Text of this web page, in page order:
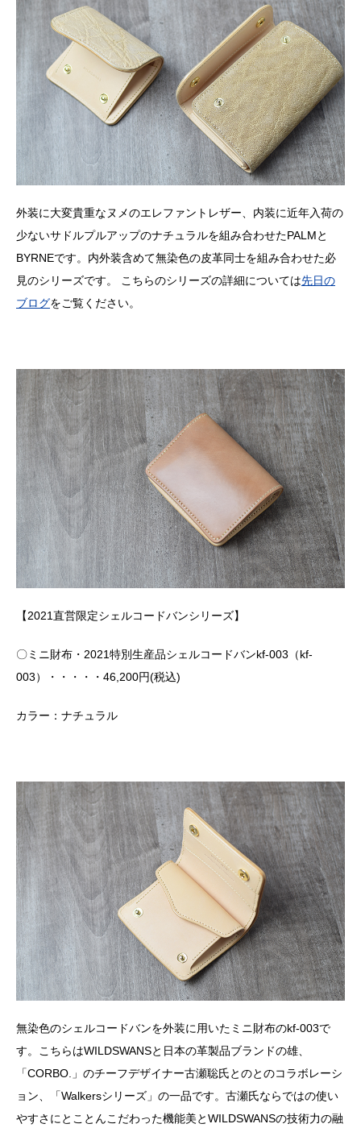
外装に大変貴重なヌメのエレファントレザー、内装に近年入荷の
少ないサドルプルアップのナチュラルを組み合わせたPALMと
BYRNEです。内外装含めて無染色の皮革同士を組み合わせた必
見のシリーズです。 こちらのシリーズの詳細については先日の
ブログをご覧ください。
【2021直営限定シェルコードバンシリーズ】
〇ミニ財布・2021特別生産品シェルコードバンkf-003（kf-
003）・・・・・46,200円(税込)
カラー：ナチュラル
無染色のシェルコードバンを外装に用いたミニ財布のkf-003で
す。こちらはWILDSWANSと日本の革製品ブランドの雄、
「CORBO.」のチーフデザイナー古瀬聡氏とのとのコラボレーシ
ョン、「Walkersシリーズ」の一品です。古瀬氏ならではの使い
やすさにとことんこだわった機能美とWILDSWANSの技術力の融